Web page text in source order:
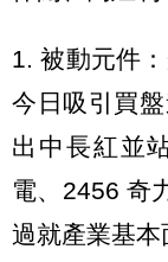
1. 被動元件
今日吸引買
出中長紅並
電、2456 奇
過就產業基本